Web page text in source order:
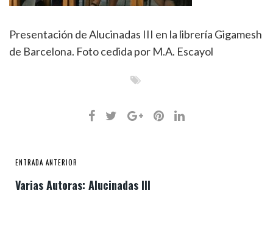
Presentación de Alucinadas III en la librería Gigamesh
de Barcelona. Foto cedida por M.A. Escayol
ENTRADA ANTERIOR
Varias Autoras: Alucinadas III